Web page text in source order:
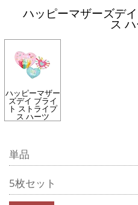
ハッピーマザーズデ
ス
ハッピーマザー
ズデイ ブライ
ト ストライプ
ス ハーツ
単品
5枚セット